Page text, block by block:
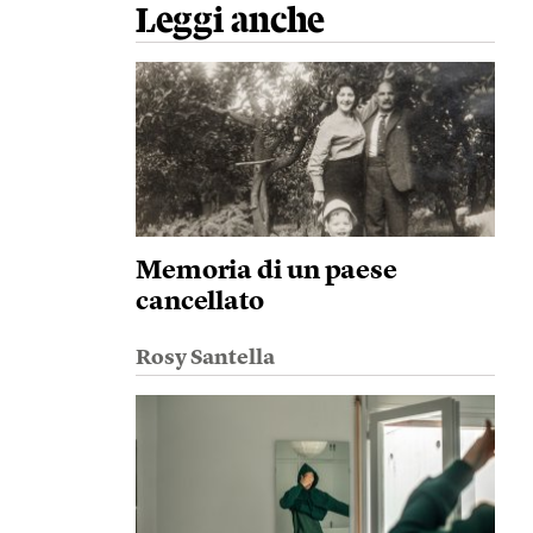
Leggi anche
Memoria di un paese
cancellato
Rosy Santella